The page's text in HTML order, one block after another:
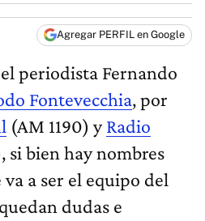
Agregar PERFIL en Google
periodista Fernando
Fontevecchia, por
(AM 1190) yRadio
si bien hay nombres
a ser el equipo del
dudas e